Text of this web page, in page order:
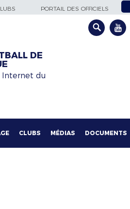
PORTAIL DES OFFICIELS
DE
Internet du
CLUBS MÉDIAS DOCUMENTS